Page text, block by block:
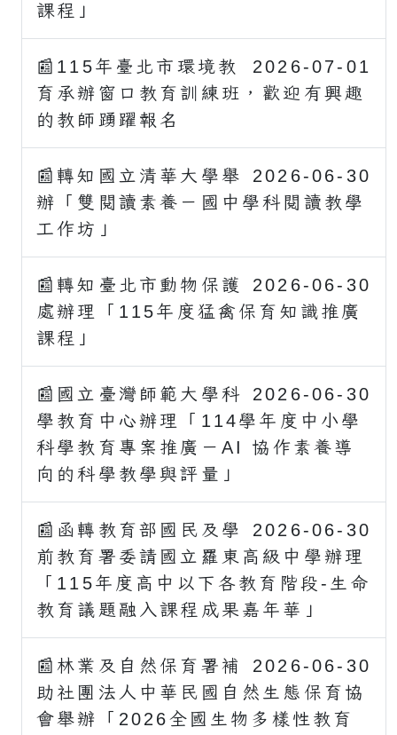
課程」
2026-07-01
📰115年臺北市環境教
育承辦窗口教育訓練班，歡迎有興趣
的教師踴躍報名
2026-06-30
📰轉知國立清華大學舉
辦「雙閱讀素養－國中學科閱讀教學
工作坊」
2026-06-30
📰轉知臺北市動物保護
處辦理「115年度猛禽保育知識推廣
課程」
2026-06-30
📰國立臺灣師範大學科
學教育中心辦理「114學年度中小學
科學教育專案推廣－AI 協作素養導
向的科學教學與評量」
2026-06-30
📰函轉教育部國民及學
前教育署委請國立羅東高級中學辦理
「115年度高中以下各教育階段-生命
教育議題融入課程成果嘉年華」
2026-06-30
📰林業及自然保育署補
助社團法人中華民國自然生態保育協
會舉辦「2026全國生物多樣性教育